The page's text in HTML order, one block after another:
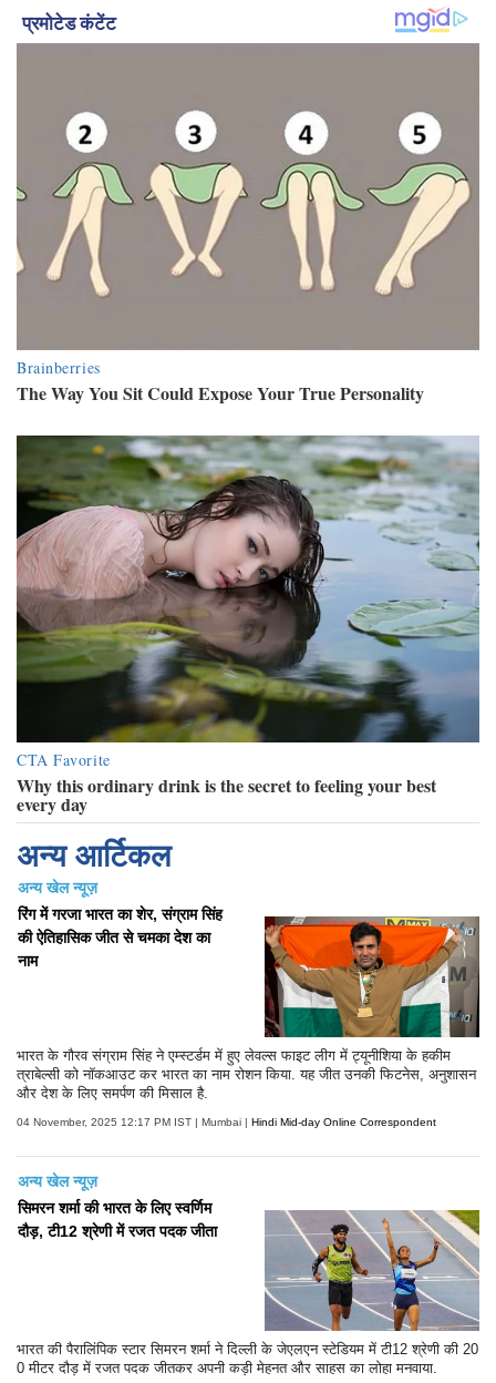
अन्य आर्टिकल
अन्य खेल न्यूज़
रिंग में गरजा भारत का शेर, संग्राम सिंह
की ऐतिहासिक जीत से चमका देश का
नाम
भारत के गौरव संग्राम सिंह ने एम्स्टर्डम में हुए लेवल्स फाइट लीग में ट्यूनीशिया के हकीम
त्राबेल्सी को नॉकआउट कर भारत का नाम रोशन किया. यह जीत उनकी फिटनेस, अनुशासन
और देश के लिए समर्पण की मिसाल है.
04 November, 2025 12:17 PM IST | Mumbai | Hindi Mid-day Online Correspondent
अन्य खेल न्यूज़
सिमरन शर्मा की भारत के लिए स्वर्णिम
दौड़, टी12 श्रेणी में रजत पदक जीता
भारत की पैरालिंपिक स्टार सिमरन शर्मा ने दिल्ली के जेएलएन स्टेडियम में टी12 श्रेणी की 20
0 मीटर दौड़ में रजत पदक जीतकर अपनी कड़ी मेहनत और साहस का लोहा मनवाया.